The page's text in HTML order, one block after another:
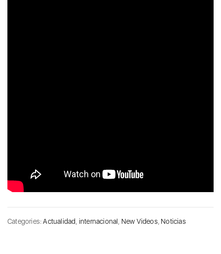
Categories:Actualidad internacional New Videos Noticias